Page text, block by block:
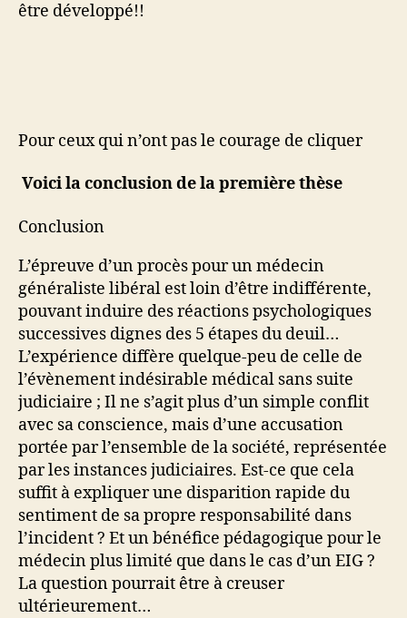
être développé!!
Pour ceux qui n’ont pas le courage de cliquer
Voici la conclusion de la première thèse
Conclusion
L’épreuve d’un procès pour un médecin
généraliste libéral est loin d’être indifférente,
pouvant induire des réactions psychologiques
successives dignes des 5 étapes du deuil…
L’expérience diffère quelque-peu de celle de
l’évènement indésirable médical sans suite
judiciaire ; Il ne s’agit plus d’un simple conflit
avec sa conscience, mais d’une accusation
portée par l’ensemble de la société, représentée
par les instances judiciaires. Est-ce que cela
suffit à expliquer une disparition rapide du
sentiment de sa propre responsabilité dans
l’incident ? Et un bénéfice pédagogique pour le
médecin plus limité que dans le cas d’un EIG ?
La question pourrait être à creuser
ultérieurement…